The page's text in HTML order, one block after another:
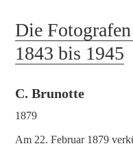
Die
1843 bis 1945
C. Brunotte
1879
Am 22. Februar 1879